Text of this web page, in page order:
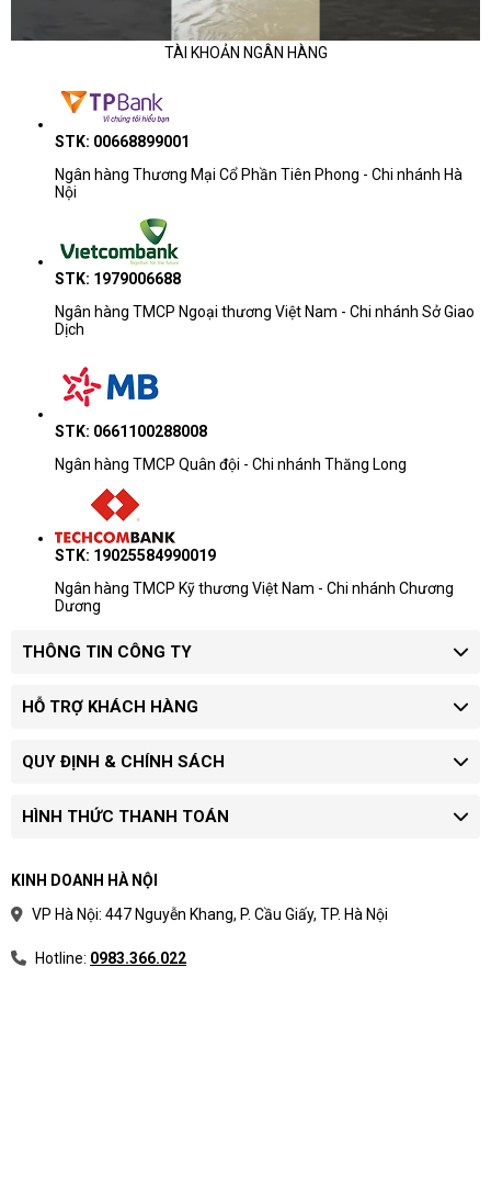
TÀI KHOẢN NGÂN HÀNG
STK: 00668899001
Ngân hàng Thương Mại Cổ Phần Tiên Phong - Chi nhánh Hà
Nội
STK: 1979006688
Ngân hàng TMCP Ngoại thương Việt Nam - Chi nhánh Sở Giao
Dịch
STK: 0661100288008
Ngân hàng TMCP Quân đội - Chi nhánh Thăng Long
STK: 19025584990019
Ngân hàng TMCP Kỹ thương Việt Nam - Chi nhánh Chương
Dương
THÔNG TIN CÔNG TY
HỖ TRỢ KHÁCH HÀNG
QUY ĐỊNH & CHÍNH SÁCH
HÌNH THỨC THANH TOÁN
KINH DOANH HÀ NỘI
VP Hà Nội: 447 Nguyễn Khang, P. Cầu Giấy, TP. Hà Nội
Hotline: 0983.366.022